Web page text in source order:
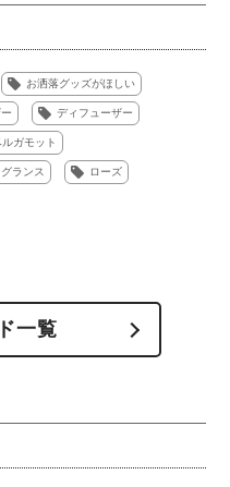
お洒落グッズがほしい
ディフューザー
ルガモット
ランス ローズ
一覧